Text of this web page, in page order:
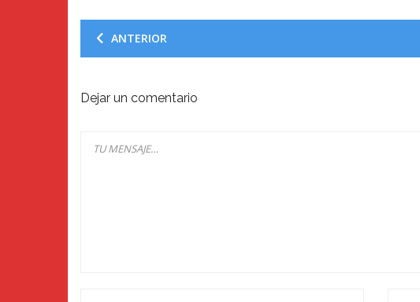
ANTERIOR
Dejar un comentario